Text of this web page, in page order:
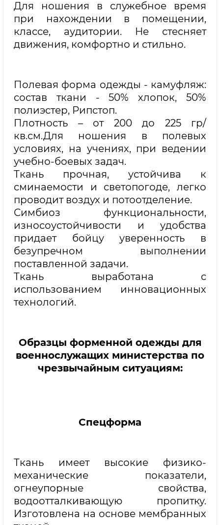
Для ношения в служебное время
при нахождении в помещении,
классе, аудитории. Не стесняет
движения, комфортно и стильно.
Полевая форма одежды - камуфляж:
состав ткани - 50% хлопок, 50%
полиэстер, Рипстоп.
Плотность – от 200 до 225 гр/
кв.см.Для ношения в полевых
условиях, на учениях, при ведении
учебно-боевых задач.
Ткань прочная, устойчива к
сминаемости и светопогоде, легко
проводит воздух и потоотделение.
Симбиоз функциональности,
износоустойчивости и удобства
придает бойцу уверенность в
безупречном выполнении
поставленной задачи.
Ткань выработана с
использованием инновационных
технологий.
Образцы форменной одежды для
военнослужащих министерства по
чрезвычайным ситуациям:
Спецформа
Ткань имеет высокие физико-
механические показатели,
огнеупорные свойства,
водоотталкивающую пропитку.
Изготовлена на основе мембранных